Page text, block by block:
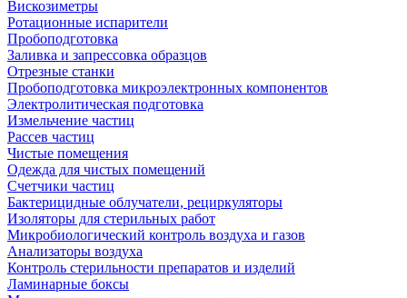
Вискозиметры
Ротационные испарители
Пробоподготовка
Заливка и запрессовка образцов
Отрезные станки
Пробоподготовка микроэлектронных компонентов
Электролитическая подготовка
Измельчение частиц
Рассев частиц
Чистые помещения
Одежда для чистых помещений
Счетчики частиц
Бактерицидные облучатели, рециркуляторы
Изоляторы для стерильных работ
Микробиологический контроль воздуха и газов
Анализаторы воздуха
Контроль стерильности препаратов и изделий
Ламинарные боксы